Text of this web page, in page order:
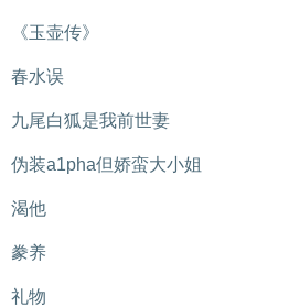
《玉壶传》
春水误
九尾白狐是我前世妻
伪装a1pha但娇蛮大小姐
渴他
豢养
礼物